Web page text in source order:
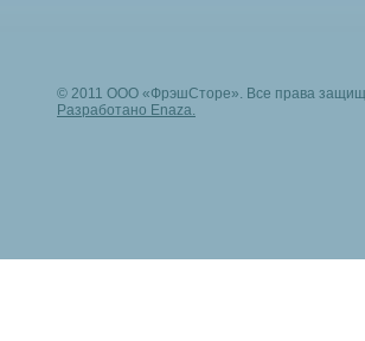
© 2011 ООО «ФрэшСторе». Все права
Разработано Enaza.